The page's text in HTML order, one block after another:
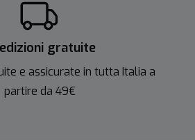
gratuite
e assicurate in tutta Italia a
partire da 49€